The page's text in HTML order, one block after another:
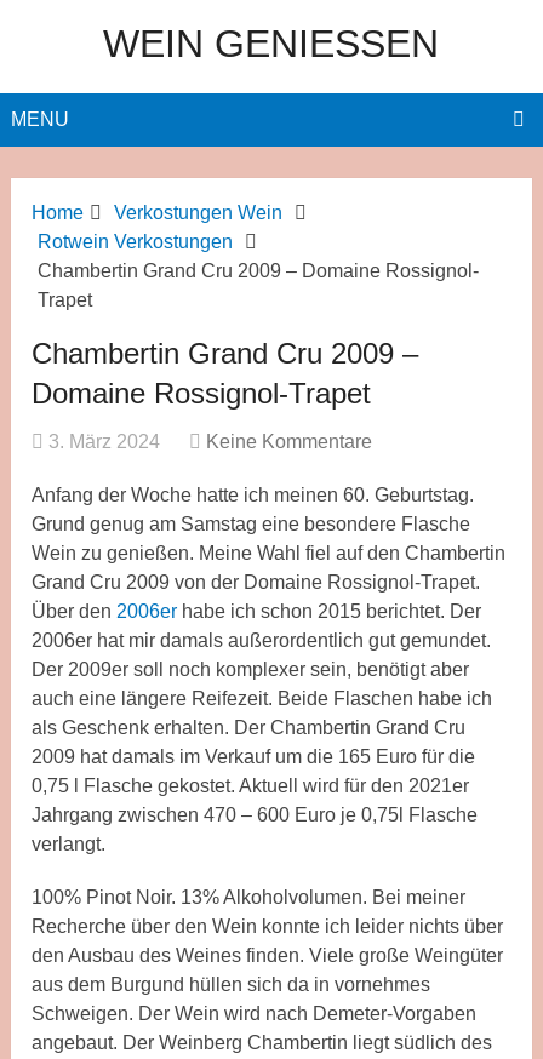
WEIN GENIESSEN
MENU
Home
Verkostungen Wein
Rotwein Verkostungen
Chambertin Grand Cru 2009 – Domaine Rossignol-
Trapet
Chambertin Grand Cru 2009 –
Domaine Rossignol-Trapet
3. März 2024 Keine Kommentare
Anfang der Woche hatte ich meinen 60. Geburtstag.
Grund genug am Samstag eine besondere Flasche
Wein zu genießen. Meine Wahl fiel auf den Chambertin
Grand Cru 2009 von der Domaine Rossignol-Trapet.
Über den 2006er habe ich schon 2015 berichtet. Der
2006er hat mir damals außerordentlich gut gemundet.
Der 2009er soll noch komplexer sein, benötigt aber
auch eine längere Reifezeit. Beide Flaschen habe ich
als Geschenk erhalten. Der Chambertin Grand Cru
2009 hat damals im Verkauf um die 165 Euro für die
0,75 l Flasche gekostet. Aktuell wird für den 2021er
Jahrgang zwischen 470 – 600 Euro je 0,75l Flasche
verlangt.
100% Pinot Noir. 13% Alkoholvolumen. Bei meiner
Recherche über den Wein konnte ich leider nichts über
den Ausbau des Weines finden. Viele große Weingüter
aus dem Burgund hüllen sich da in vornehmes
Schweigen. Der Wein wird nach Demeter-Vorgaben
angebaut. Der Weinberg Chambertin liegt südlich des